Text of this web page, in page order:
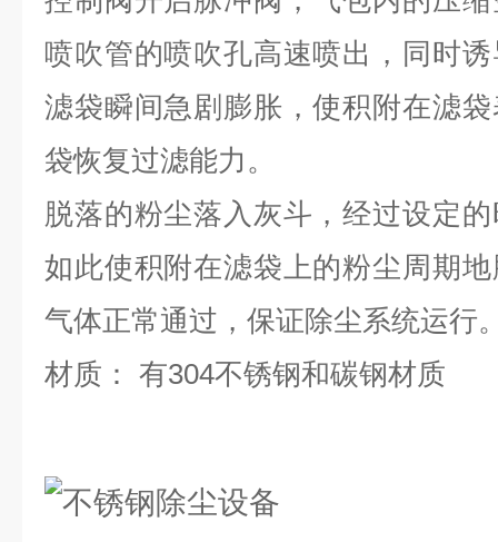
喷吹管的喷吹孔高速喷出，同时
滤袋瞬间急剧膨胀，使积附在滤
袋恢复过滤能力。
脱落的粉尘落入灰斗，经过设定
如此使积附在滤袋上的粉尘周期
气体正常通过，保证除尘系统运行
材质： 有304不锈钢和碳钢材质